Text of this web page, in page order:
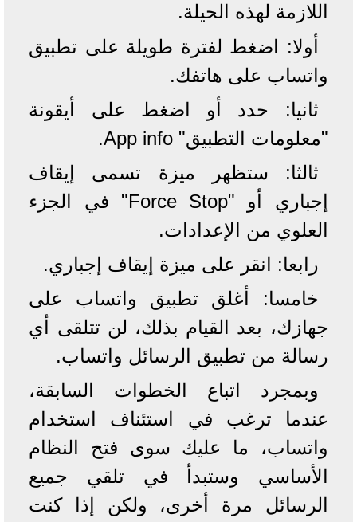
اللازمة لهذه الحيلة.
أولا: اضغط لفترة طويلة على تطبيق
واتساب على هاتفك.
ثانيا: حدد أو اضغط على أيقونة
"معلومات التطبيق" App info.
ثالثا: ستظهر ميزة تسمى إيقاف
إجباري أو "Force Stop" في الجزء
العلوي من الإعدادات.
رابعا: انقر على ميزة إيقاف إجباري.
خامسا: أغلق تطبيق واتساب على
جهازك، بعد القيام بذلك، لن تتلقى أي
رسالة من تطبيق الرسائل واتساب.
وبمجرد اتباع الخطوات السابقة،
عندما ترغب في استئناف استخدام
واتساب، ما عليك سوى فتح النظام
الأساسي وستبدأ في تلقي جميع
الرسائل مرة أخرى، ولكن إذا كنت